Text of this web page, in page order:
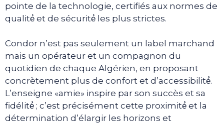
pointe de la technologie, certifiés aux normes de
qualité́ et de sécurité́ les plus strictes.
Condor n’est pas seulement un label marchand
mais un opérateur et un compagnon du
quotidien de chaque Algérien, en proposant
concrètement plus de confort et d’accessibilité́.
L’enseigne «amie» inspire par son succès et sa
fidélité́ ; c’est précisément cette proximité́ et la
détermination d’élargir les horizons et